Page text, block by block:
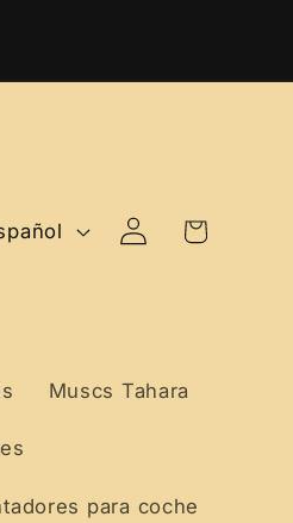
Muscs Tahara
para coche
Iniciar
sesión
Carrito